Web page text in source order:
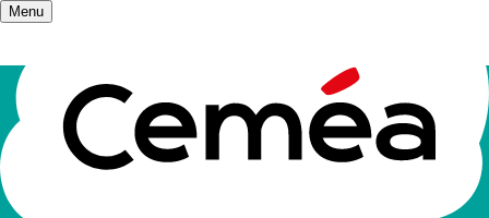
Menu
Accueil/ Champs d'action
Les champs d'action